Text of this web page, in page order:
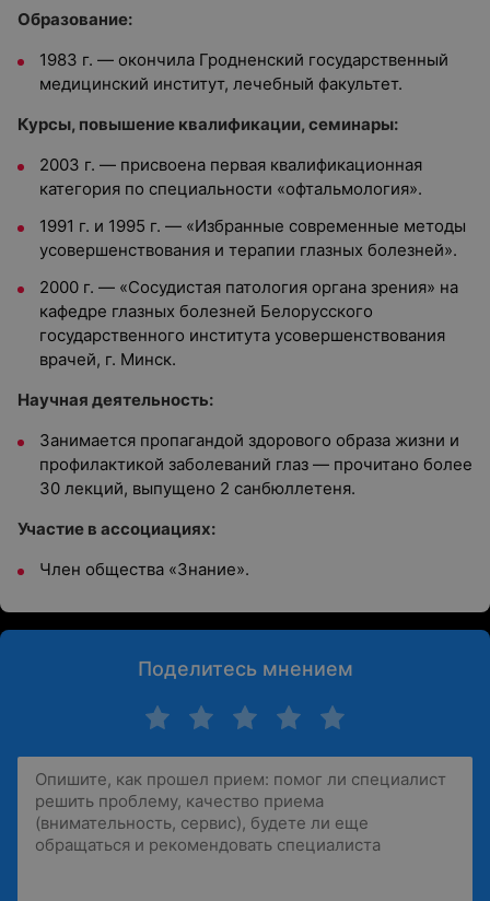
Образование:
1983 г. — окончила Гродненский государственный
медицинский институт, лечебный факультет.
Курсы, повышение квалификации, семинары:
2003 г. — присвоена первая квалификационная
категория по специальности «офтальмология».
1991 г. и 1995 г. — «Избранные современные методы
усовершенствования и терапии глазных болезней».
2000 г. — «Сосудистая патология органа зрения» на
кафедре глазных болезней Белорусского
государственного института усовершенствования
врачей, г. Минск.
Научная деятельность:
Занимается пропагандой здорового образа жизни и
профилактикой заболеваний глаз — прочитано более
30 лекций, выпущено 2 санбюллетеня.
Участие в ассоциациях:
Член общества «Знание».
Поделитесь мнением